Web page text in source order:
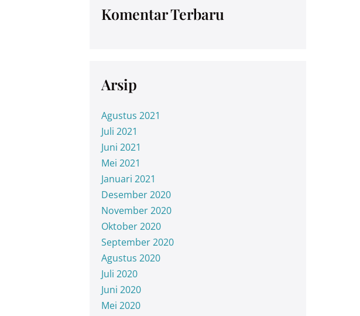
Komentar Terbaru
Arsip
Agustus 2021
Juli 2021
Juni 2021
Mei 2021
Januari 2021
Desember 2020
November 2020
Oktober 2020
September 2020
Agustus 2020
Juli 2020
Juni 2020
Mei 2020